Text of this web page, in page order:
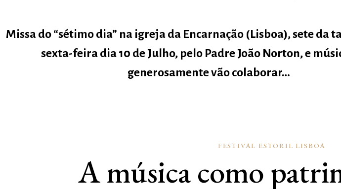
Missa do “sétimo dia” na igreja da Encarnação (Lisboa), sete da
sexta-feira dia 10 de Julho, pelo Padre João Norton, e
generosamente vão colaborar…
FESTIVAL ESTORIL LISBOA
A música como